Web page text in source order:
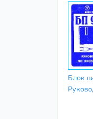
Блок